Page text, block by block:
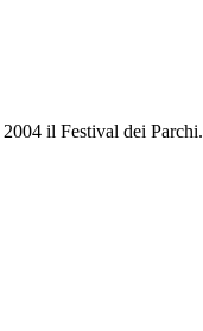
il Festival dei Parchi.